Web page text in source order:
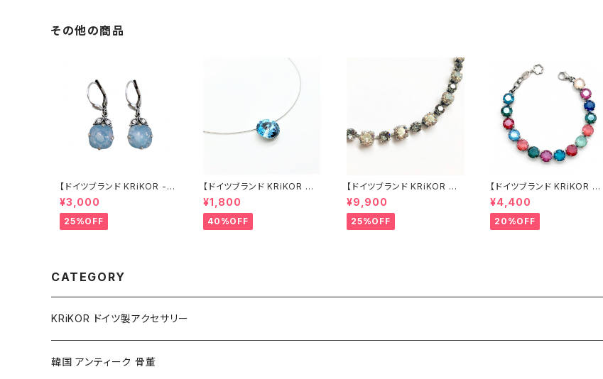
その他の商品
【ドイツブランド KRiKOR -
ピアス】ブルーオパールカラー
乳白色 ミルキーカラー クリス
タル ビジュー シンプル 上品
スウィング 揺れ きらきら おし
2022 summer 夏 ジュエリ
ー アクセサリー
¥3,000
25%OFF
【ドイツブランド KRiKOR チョ
ーカー ネックレス - ヌーディ
ー 】ワイヤーチョーカー アク
アマリンカラー ブルー 水色
青 クリスタル ビジュー 一粒
¥1,800
40%OFF
【ドイツブランド KRiKOR ネ
ックレス - エタニティ テニス
ネックレス 】グレー クリスタル
ビジュー モード 華やか おし
ゃれ きらきら ギフト ヨーロッ
¥9,900
25%OFF
【ドイツブランド KRiKOR ブ
レスレット - カラフル 】マルチ
カラー クリスタル ビジュー モ
ード 華やか おしゃれ 個性的
ギフト ヨーロッパ 海外 インポ
¥4,400
20%OFF
CATEGORY
KRiKOR ドイツ製アクセサリー
ネックレス Necklace
韓国 アンティーク 骨董